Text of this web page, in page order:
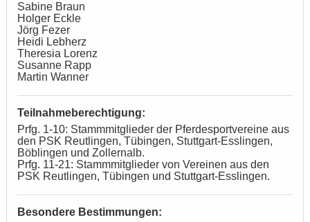
Sabine Braun
Holger Eckle
Jörg Fezer
Heidi Lebherz
Theresia Lorenz
Susanne Rapp
Martin Wanner
Teilnahmeberechtigung:
Prfg. 1-10: Stammmitglieder der Pferdesportvereine aus
den PSK Reutlingen, Tübingen, Stuttgart-Esslingen,
Böblingen und Zollernalb.
Prfg. 11-21: Stammmitglieder von Vereinen aus den
PSK Reutlingen, Tübingen und Stuttgart-Esslingen.
Besondere Bestimmungen: